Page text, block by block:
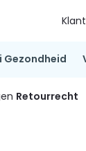
Gezondheid
Retourrecht